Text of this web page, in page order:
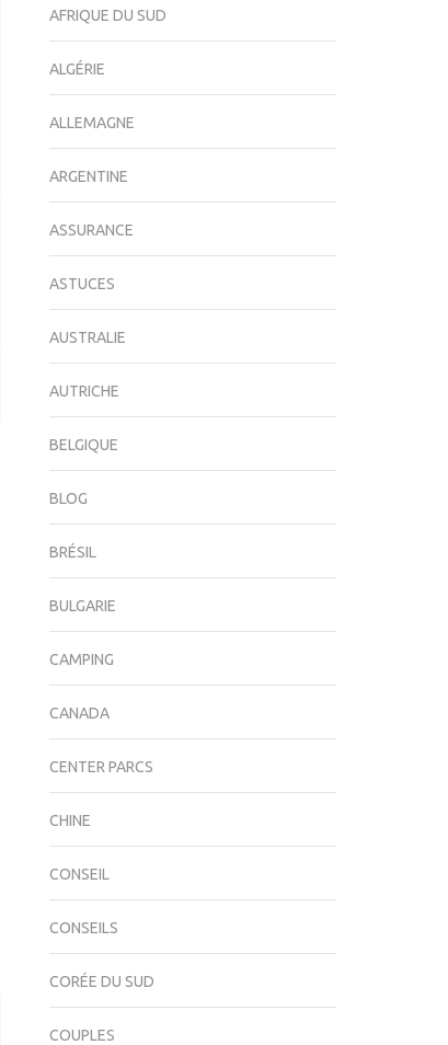
AFRIQUE DU SUD
ALGÉRIE
ALLEMAGNE
ARGENTINE
ASSURANCE
ASTUCES
AUSTRALIE
AUTRICHE
BELGIQUE
BLOG
BRÉSIL
BULGARIE
CAMPING
CANADA
CENTER PARCS
CHINE
CONSEIL
CONSEILS
CORÉE DU SUD
COUPLES